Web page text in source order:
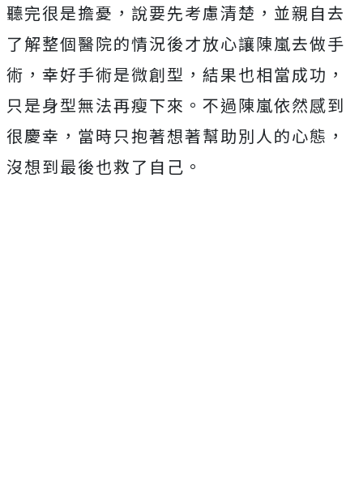
聽完很是擔憂，說要先考慮清楚，並親自去
了解整個醫院的情況後才放心讓陳嵐去做手
術，幸好手術是微創型，結果也相當成功，
只是身型無法再瘦下來。不過陳嵐依然感到
很慶幸，當時只抱著想著幫助別人的心態，
沒想到最後也救了自己。